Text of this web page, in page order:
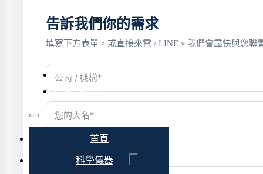
環境汙染防治工程
近期實績
實驗室指南
首頁
科學儀器
告訴我們你的需求
填寫下方表單，或直接來電 / LINE。我們會盡快與您聯